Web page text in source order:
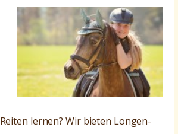
Reiten lernen? Wir bieten Longen-